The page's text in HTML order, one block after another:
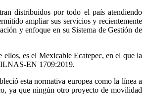
distribuidos por todo el país atendiendo
ampliar sus servicios y recientemente
y enfoque en su Sistema de Gestión de
es el Mexicable Ecatepec, en el que la
ILNAS-EN 1709:2019.
esta normativa europea como la línea a
ya que ningún otro proyecto de movilidad